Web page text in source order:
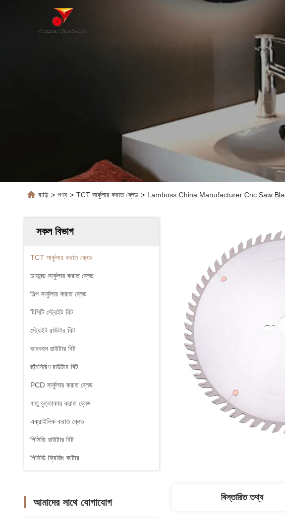
বাড়ি > পণ্য > TCT সার্কুলার করাত ব্লেড > Lamboss China Manufacturer Cnc Saw
সকল বিভাগ
TCT সার্কুলার করাত ব্লেড
ডায়মন্ড সার্কুলার করাত ব্লেড
শিল্প সার্কুলার করাত ব্লেড
টিসিটি স্ট্রেইট বিট
স্ট্রেইট রাউটার বিট
ভারবহন রাউটার বিট
ছাঁচনির্মাণ রাউটার বিট
PCD সার্কুলার করাত ব্লেড
ধাতু বৃত্তাকার করাত ব্লেড
এক্রাইলিক করাত ব্লেড
পিসিডি রাউটার বিট
পিসিডি ফ্রিজিং কাটার
আমাদের সাথে যোগাযোগ বিস্তারিত তথ্য